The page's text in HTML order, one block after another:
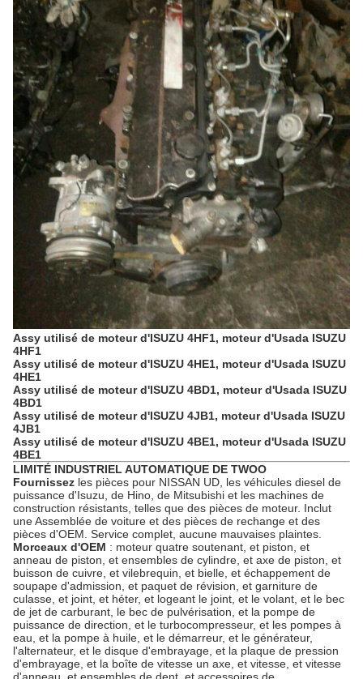
Assy utilisé de moteur d'ISUZU 4HF1, moteur d'Usada ISUZU
4HF1
Assy utilisé de moteur d'ISUZU 4HE1, moteur d'Usada ISUZU
4HE1
Assy utilisé de moteur d'ISUZU 4BD1, moteur d'Usada ISUZU
4BD1
Assy utilisé de moteur d'ISUZU 4JB1, moteur d'Usada ISUZU
4JB1
Assy utilisé de moteur d'ISUZU 4BE1, moteur d'Usada ISUZU
4BE1
LIMITÉ INDUSTRIEL AUTOMATIQUE DE TWOO
Fournissez les pièces pour NISSAN UD, les véhicules diesel de
puissance d'Isuzu, de Hino, de Mitsubishi et les machines de
construction résistants, telles que des pièces de moteur. Inclut
une Assemblée de voiture et des pièces de rechange et des
pièces d'OEM. Service complet, aucune mauvaises plaintes.
Morceaux d'OEM : moteur quatre soutenant, et piston, et
anneau de piston, et ensembles de cylindre, et axe de piston, et
buisson de cuivre, et vilebrequin, et bielle, et échappement de
soupape d'admission, et paquet de révision, et garniture de
culasse, et joint, et héter, et logeant le joint, et le volant, et le bec
de jet de carburant, le bec de pulvérisation, et la pompe de
puissance de direction, et le turbocompresseur, et les pompes à
eau, et la pompe à huile, et le démarreur, et le générateur,
l'alternateur, et le disque d'embrayage, et la plaque de pression
d'embrayage, et la boîte de vitesse un axe, et vitesse, et vitesse